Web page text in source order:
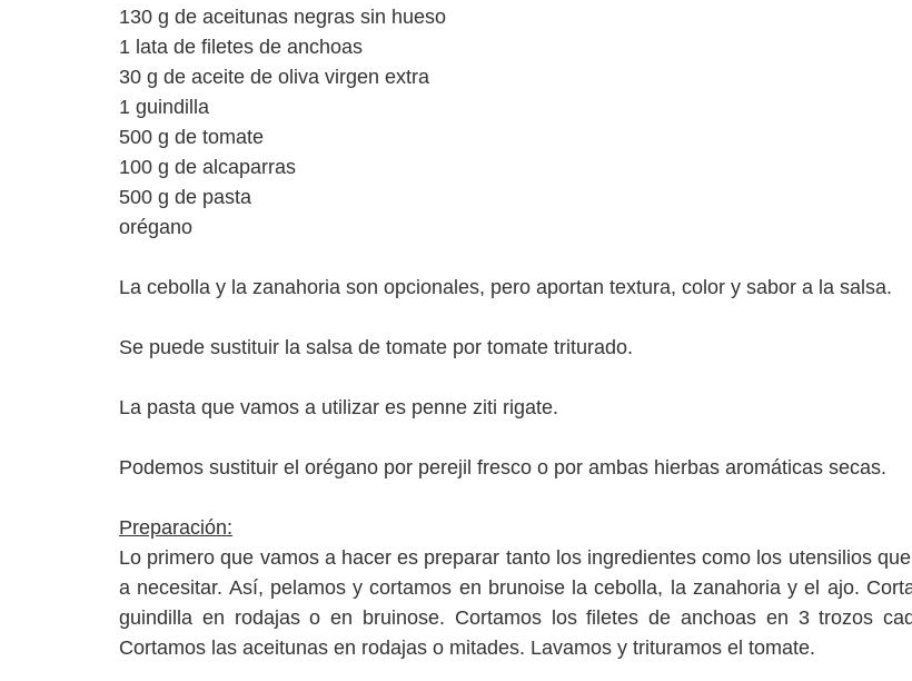
130 g de aceitunas negras sin hueso
1 lata de filetes de anchoas
30 g de aceite de oliva virgen extra
1 guindilla
500 g de tomate
100 g de alcaparras
500 g de pasta
orégano
La cebolla y la zanahoria son opcionales, pero aportan textura, color y sabor a la salsa.
Se puede sustituir la salsa de tomate por tomate triturado.
La pasta que vamos a utilizar es penne ziti rigate.
Podemos sustituir el orégano por perejil fresco o por ambas hierbas aromáticas secas.
Preparación:
Lo primero que vamos a hacer es preparar tanto los ingredientes como los utensilios
a necesitar. Así, pelamos y cortamos en brunoise la cebolla, la zanahoria y el ajo.
guindilla en rodajas o en bruinose. Cortamos los filetes de anchoas en 3 trozos
Cortamos las aceitunas en rodajas o mitades. Lavamos y trituramos el tomate.